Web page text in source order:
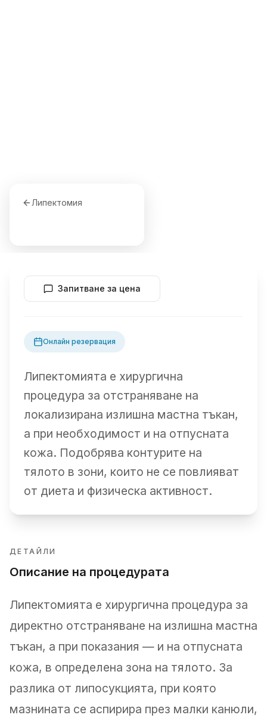
Липектомия
Запитване за цена
Онлайн резервация
Липектомията е хирургична
процедура за отстраняване на
локализирана излишна мастна тъкан,
а при необходимост и на отпусната
кожа. Подобрява контурите на
тялото в зони, които не се повлияват
от диета и физическа активност.
ДЕТАЙЛИ
Описание на процедурата
Липектомията е хирургична процедура за
директно отстраняване на излишна мастна
тъкан, а при показания — и на отпусната
кожа, в определена зона на тялото. За
разлика от липосукцията, при която
мазнината се аспирира през малки канюли,